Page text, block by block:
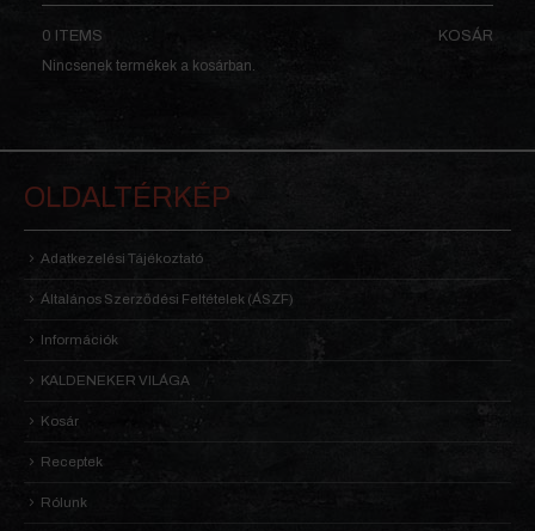
0 ITEMS
KOSÁR
Nincsenek termékek a kosárban.
OLDALTÉRKÉP
Adatkezelési Tájékoztató
Általános Szerződési Feltételek (ÁSZF)
Információk
KALDENEKER VILÁGA
Kosár
Receptek
Rólunk